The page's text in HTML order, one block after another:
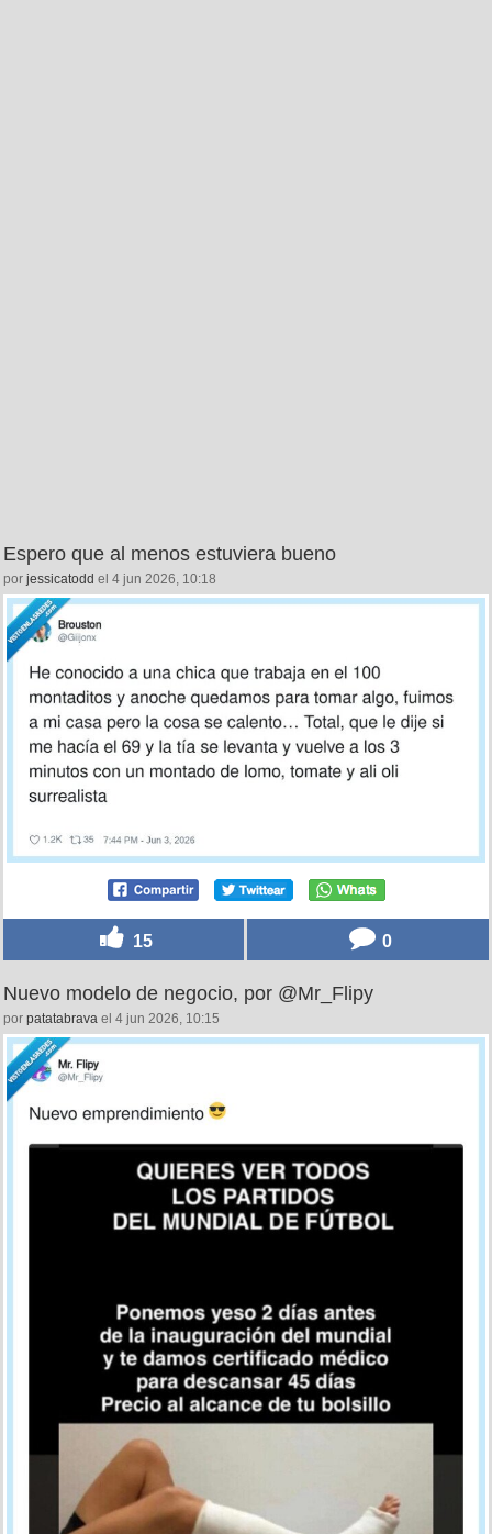
Espero que al menos estuviera bueno
por jessicatodd el 4 jun 2026, 10:18
15 0
Nuevo modelo de negocio, por @Mr_Flipy
por patatabrava el 4 jun 2026, 10:15